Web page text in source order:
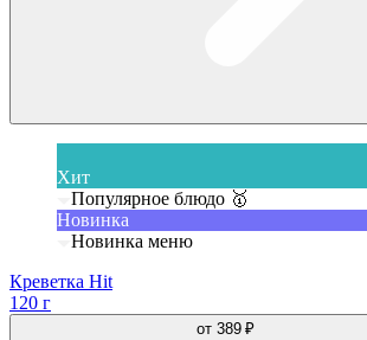
Хит
Популярное блюдо 🥇
Новинка
Новинка меню
Креветка Hit
120 г
от 389 ₽